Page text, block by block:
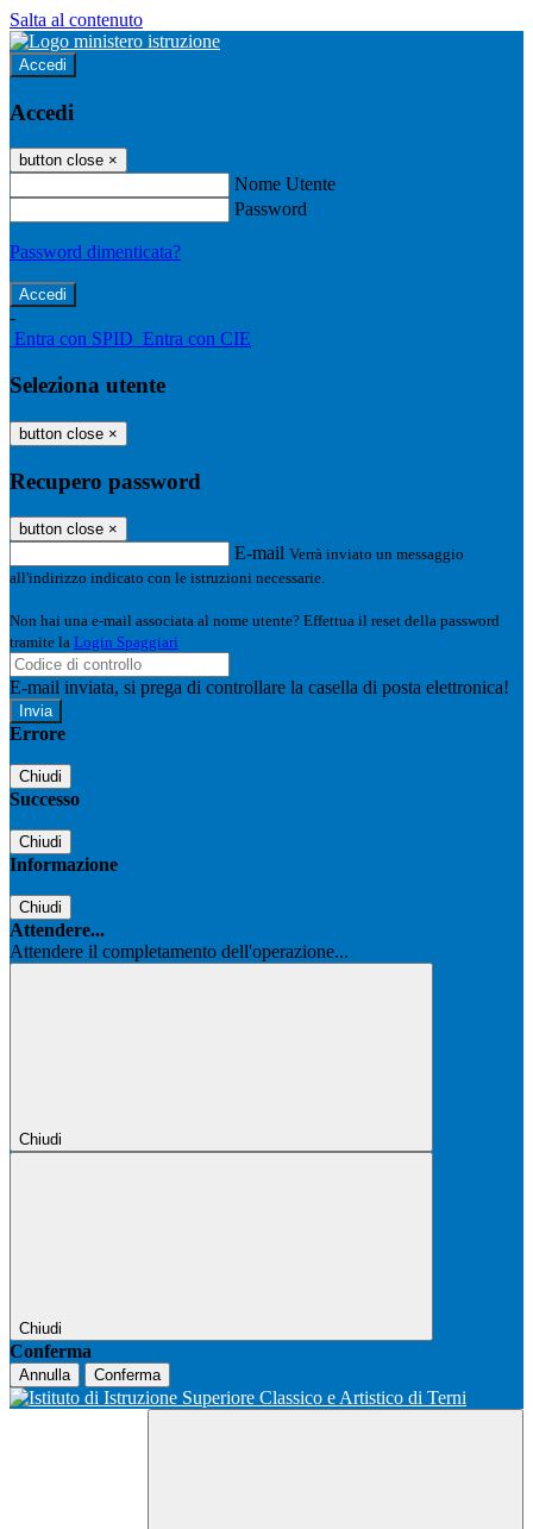
Salta al contenuto
Accedi
Accedi
button close ×
Nome Utente
Password
Password dimenticata?
-
Entra con SPID Entra con CIE
Seleziona utente
button close ×
Recupero password
button close ×
E-mail Verrà inviato un messaggio
all'indirizzo indicato con le istruzioni necessarie.
Non hai una e-mail associata al nome utente? Effettua il reset della password
tramite la Login Spaggiari
E-mail inviata, si prega di controllare la casella di posta elettronica!
Errore
Chiudi
Successo
Chiudi
Informazione
Chiudi
Attendere...
Attendere il completamento dell'operazione...
Chiudi
Chiudi
Conferma
Annulla Conferma